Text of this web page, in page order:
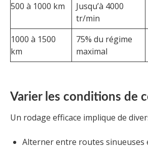
500 à 1000 km
Jusqu’à 4000
tr/min
1000 à 1500
km
75% du régime
maximal
Varier les conditions de
Un rodage efficace implique de
Alterner entre routes sinueuses